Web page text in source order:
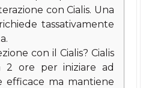
con Cialis. Una
tassativamente
con il Cialis? Cialis
2 ore per iniziare ad
efficace ma mantiene